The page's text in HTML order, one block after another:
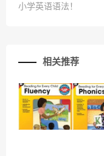
小学英语语法！
相关推荐